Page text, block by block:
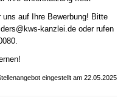
auf Ihre Bewerbung! Bitte
kanzlei.de oder rufen
eingestellt am 22.05.2025